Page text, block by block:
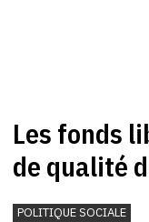
Les fonds
de qualité
pension
POLITIQUE SOCIALE